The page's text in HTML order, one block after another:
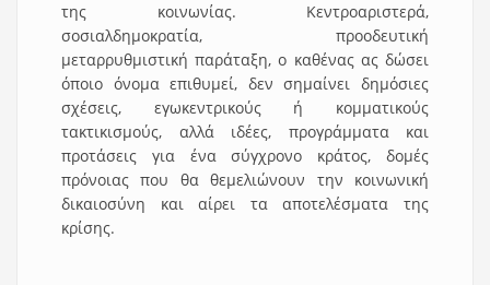
της κοινωνίας. Κεντροαριστερά,
σοσιαλδημοκρατία, προοδευτική
μεταρρυθμιστική παράταξη, ο καθένας ας δώσει
όποιο όνομα επιθυμεί, δεν σημαίνει δημόσιες
σχέσεις, εγωκεντρικούς ή κομματικούς
τακτικισμούς, αλλά ιδέες, προγράμματα και
προτάσεις για ένα σύγχρονο κράτος, δομές
πρόνοιας που θα θεμελιώνουν την κοινωνική
δικαιοσύνη και αίρει τα αποτελέσματα της
κρίσης.